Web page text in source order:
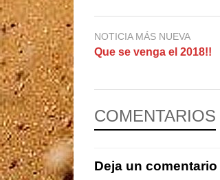
NOTICIA MÁS NUEVA
Que se venga el 2018!!
COMENTARIOS
Deja un comentario